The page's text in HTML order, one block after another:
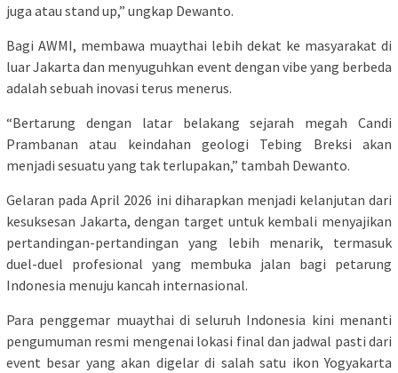
juga atau stand up,” ungkap Dewanto.
Bagi AWMI, membawa muaythai lebih dekat ke masyarakat di
luar Jakarta dan menyuguhkan event dengan vibe yang berbeda
adalah sebuah inovasi terus menerus.
“Bertarung dengan latar belakang sejarah megah Candi
Prambanan atau keindahan geologi Tebing Breksi akan
menjadi sesuatu yang tak terlupakan,” tambah Dewanto.
Gelaran pada April 2026 ini diharapkan menjadi kelanjutan dari
kesuksesan Jakarta, dengan target untuk kembali menyajikan
pertandingan-pertandingan yang lebih menarik, termasuk
duel-duel profesional yang membuka jalan bagi petarung
Indonesia menuju kancah internasional.
Para penggemar muaythai di seluruh Indonesia kini menanti
pengumuman resmi mengenai lokasi final dan jadwal pasti dari
event besar yang akan digelar di salah satu ikon Yogyakarta